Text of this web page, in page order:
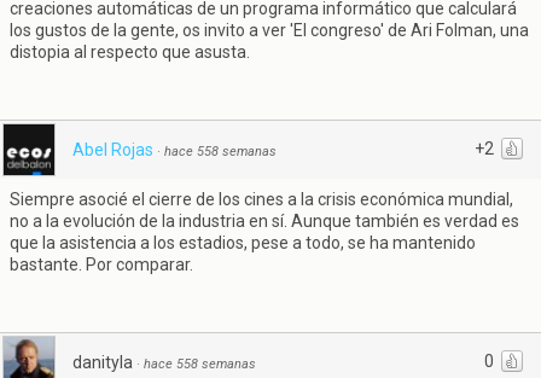
creaciones automáticas de un programa informático que calculará
los gustos de la gente, os invito a ver 'El congreso' de Ari Folman, una
distopia al respecto que asusta.
+2
Abel Rojas · hace 558 semanas
Siempre asocié el cierre de los cines a la crisis económica mundial,
no a la evolución de la industria en sí. Aunque también es verdad es
que la asistencia a los estadios, pese a todo, se ha mantenido
bastante. Por comparar.
0
danityla · hace 558 semanas